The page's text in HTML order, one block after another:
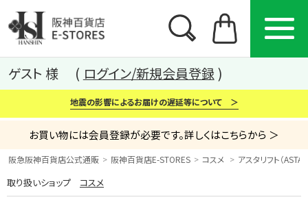
ゲスト 様 ログイン/新規会員登録
地震の影響によるお届けの遅延等について ＞
お買い物には会員登録が必要です。詳しくはこちらから ＞
阪急阪神百貨店公式通販 阪神百貨店E-STORES コスメ アスタリフト（
取り扱いショップ コスメ